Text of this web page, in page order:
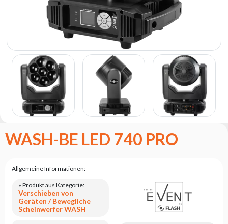
Kontakt
Karriere
Serviceanfrage
Rücksendung
des
nach dem
Test
Gestellte
Fragen
WASH-BE LED 740 PRO
Allgemeine Informationen:
» Produkt aus Kategorie:
Verschieben von
Geräten / Bewegliche
Scheinwerfer WASH